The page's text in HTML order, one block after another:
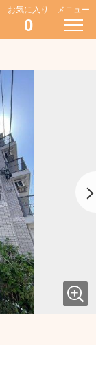
お気に入り
0
メニュー